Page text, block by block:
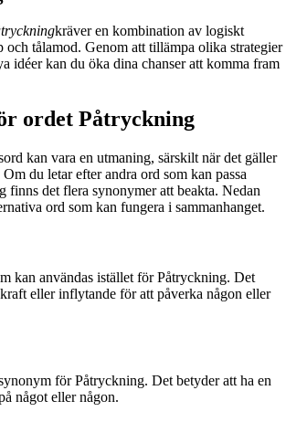
kräver en kombination av logiskt
och tålamod. Genom att tillämpa olika strategier
idéer kan du öka dina chanser att komma fram
ordet Påtryckning
kan vara en utmaning, särskilt när det gäller
du letar efter andra ord som kan passa
finns det flera synonymer att beakta. Nedan
ord som kan fungera i sammanhanget.
kan användas istället för Påtryckning. Det
eller inflytande för att påverka någon eller
för Påtryckning. Det betyder att ha en
något eller någon.